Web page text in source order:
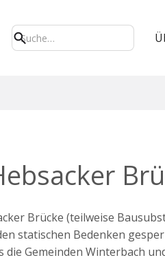
Brücke (teilweise
statischen Bedenken
Gemeinden Winterbach